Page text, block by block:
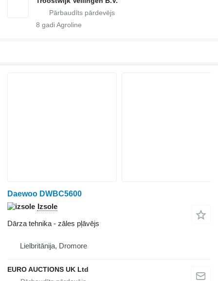
8 gadi Agroline
Daewoo DWBC5600
Izsole
Dārza tehnika - zāles pļāvējs
Lielbritānija, Dromore
EURO AUCTIONS UK Ltd